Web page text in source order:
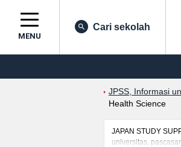
MENU
Cari sekolah
JPSS, Informasi
Health Science
JAPAN STUDY
universitas,